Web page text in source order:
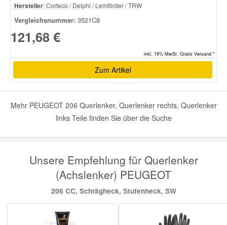
Hersteller: Corteco / Delphi / Lemförder / TRW
Vergleichsnummer: 3521C8
121,68 €
inkl. 19% MwSt. Gratis Versand *
Zum Artikel
Mehr PEUGEOT 206 Querlenker, Querlenker rechts, Querlenker
links Teile finden Sie über die Suche
Unsere Empfehlung für Querlenker
(Achslenker) PEUGEOT
206 CC, Schrägheck, Stufenheck, SW